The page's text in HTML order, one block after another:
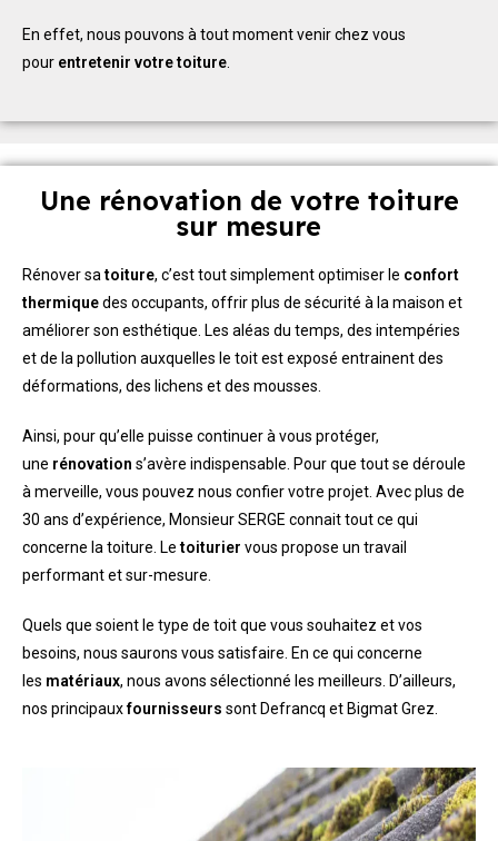
En effet, nous pouvons à tout moment venir chez vous
pour entretenir votre toiture.
Une rénovation de votre toiture
sur mesure
Rénover satoiture, c’est tout simplement optimiser le confort
thermiquedes occupants, offrir plus de sécurité à la maison et
améliorer son esthétique. Les aléas du temps, des intempéries
et de la pollution auxquelles le toit est exposé entrainent des
déformations, des lichens et des mousses.
Ainsi, pour qu’elle puisse continuer à vous protéger,
une rénovation s’avère indispensable. Pour que tout se déroule
à merveille, vous pouvez nous confier votre projet. Avec plus de
30 ans d’expérience, Monsieur SERGE connait tout ce qui
concerne la toiture. Letoiturier vous propose un travail
performant et sur-mesure.
Quels que soient le type de toit que vous souhaitez et vos
besoins, nous saurons vous satisfaire. En ce qui concerne
les matériaux, nous avons sélectionné les meilleurs. D’ailleurs,
nos principauxfournisseurs sont Defrancq et Bigmat Grez.